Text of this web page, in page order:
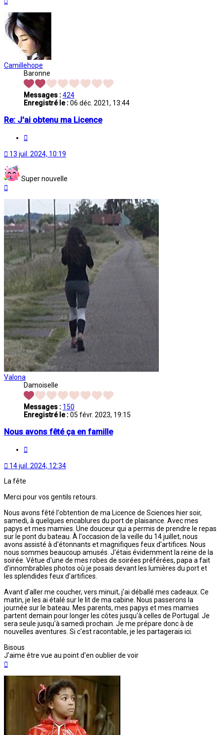
Camillehope
Baronne
Messages :424
Enregistré le :06 déc. 2021, 13:44
Re: J'ai obtenu ma Licence
13 juil. 2024, 10:19
Super nouvelle
Valona
Damoiselle
Messages : 150
Enregistré le :05 févr. 2023, 19:15
Nous avons fêté ça en famille
14 juil. 2024, 12:34
La fête
Merci pour vos gentils retours.
Nous avons fêté l'obtention de ma Licence de Sciences hier soir,
samedi, à quelques encablures du port de plaisance. Avec mes
papys et mes mamies. Une douceur qui a permis de prendre le repas
sur le pont du bateau. À l'occasion de la veille du 14 juillet, nous
avons assisté à d'étonnants et magnifiques feux d'artifices. Nous
nous sommes beaucoup amusés. J'étais évidemment la reine de la
soirée. Vêtue d'une de mes robes de soirées préférées, papa a fait
d'innombrables photos où je posais devant les lumières du port et
les splendides feux d'artifices.
Avant d'aller me coucher, vers minuit, j'ai déballé mes cadeaux. Ce
matin, je les ai étalé sur le lit de ma cabine. Nous passerons la
journée sur le bateau. Mes parents, mes papys et mes mamies
partent demain pour longer les côtes jusqu'à celles de Portugal. Je
sera seule jusqu'à samedi prochain. Je me prépare donc à de
nouvelles aventures. Si c'est racontable, je les partagerais ici.
Bisous
J'aime être vue au point d'en oublier de voir